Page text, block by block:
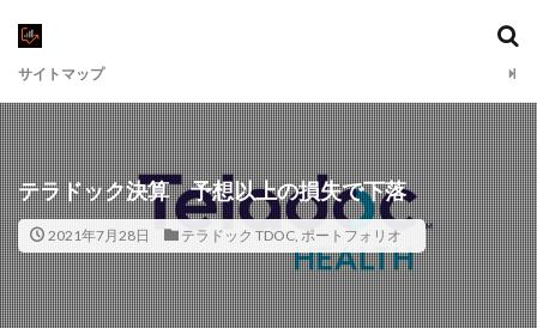
サイトマップ
テラドック決算 予想以上の損失で下落
2021年7月28日 テラドック TDOC, ポートフォリオ